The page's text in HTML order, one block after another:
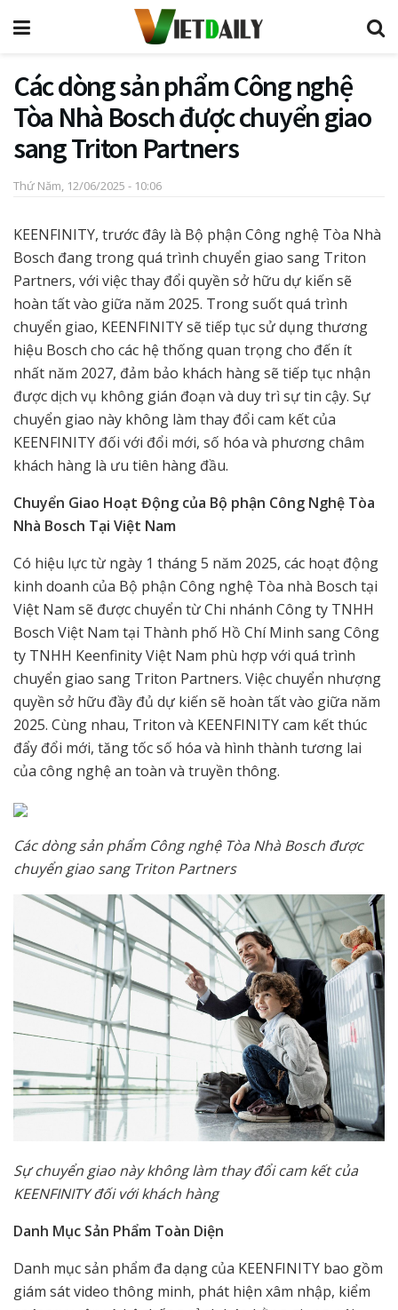
Các dòng sản phẩm Công nghệ
Tòa Nhà Bosch được chuyển giao
sang Triton Partners
Thứ Năm, 12/06/2025 - 10:06
KEENFINITY, trước đây là Bộ phận Công nghệ Tòa Nhà
Bosch đang trong quá trình chuyển giao sang Triton
Partners, với việc thay đổi quyền sở hữu dự kiến sẽ
hoàn tất vào giữa năm 2025. Trong suốt quá trình
chuyển giao, KEENFINITY sẽ tiếp tục sử dụng thương
hiệu Bosch cho các hệ thống quan trọng cho đến ít
nhất năm 2027, đảm bảo khách hàng sẽ tiếp tục nhận
được dịch vụ không gián đoạn và duy trì sự tin cậy. Sự
chuyển giao này không làm thay đổi cam kết của
KEENFINITY đối với đổi mới, số hóa và phương châm
khách hàng là ưu tiên hàng đầu.
Chuyển Giao Hoạt Động của Bộ phận Công Nghệ Tòa
Nhà Bosch Tại Việt Nam
Có hiệu lực từ ngày 1 tháng 5 năm 2025, các hoạt động
kinh doanh của Bộ phận Công nghệ Tòa nhà Bosch tại
Việt Nam sẽ được chuyển từ Chi nhánh Công ty TNHH
Bosch Việt Nam tại Thành phố Hồ Chí Minh sang Công
ty TNHH Keenfinity Việt Nam phù hợp với quá trình
chuyển giao sang Triton Partners. Việc chuyển nhượng
quyền sở hữu đầy đủ dự kiến sẽ hoàn tất vào giữa năm
2025. Cùng nhau, Triton và KEENFINITY cam kết thúc
đẩy đổi mới, tăng tốc số hóa và hình thành tương lai
của công nghệ an toàn và truyền thông.
Các dòng sản phẩm Công nghệ Tòa Nhà Bosch được
chuyển giao sang Triton Partners
Sự chuyển giao này không làm thay đổi cam kết của
KEENFINITY đối với khách hàng
Danh Mục Sản Phẩm Toàn Diện
Danh mục sản phẩm đa dạng của KEENFINITY bao gồm
giám sát video thông minh, phát hiện xâm nhập, kiểm